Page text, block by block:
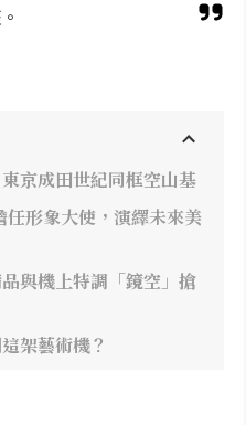
京成田世紀同框空山基
形象大使，演繹未來美
與機上特調「鏡空」搶
架藝術機？